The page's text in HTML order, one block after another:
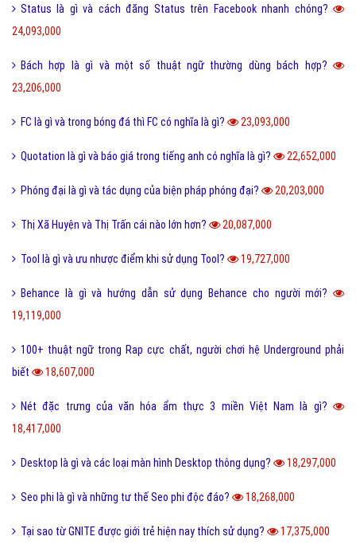
33,936,000
Tomboy là gì và hiểu như thế nào cho đúng về Tomboy?
Ý nghĩa của số 19 và số 19 kết hợp với con số nào thì đẹp?
30,510,000
Kỷ yếu là gì và nguồn gốc của từ kỷ yếu bắt đầu từ đâu?
Cute là gì và các bạn nữ như thế nào được gọi là Cute? 28,242,000
Tuyến tính là gì và những ý nghĩa của tuyến tính? 27,604,000
Dame là gì và dame được hiểu như thế nào trong Game?
Ẩn dụ là gì và những tác dụng biện pháp tu từ ẩn dụ? 26,949,000
Ô môi là gì? Nguyên nhân và Dấu hiệu nhận biết ô môi 25,884,000
24,093,000
23,206,000
FC là gì và trong bóng đá thì FC có nghĩa là gì? 23,093,000
Quotation là gì và báo giá trong tiếng anh có nghĩa là gì? 22,652,000